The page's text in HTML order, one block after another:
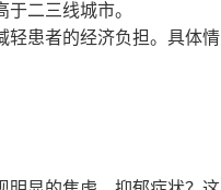
二三线城市。
轻患者的经济负担。具体情